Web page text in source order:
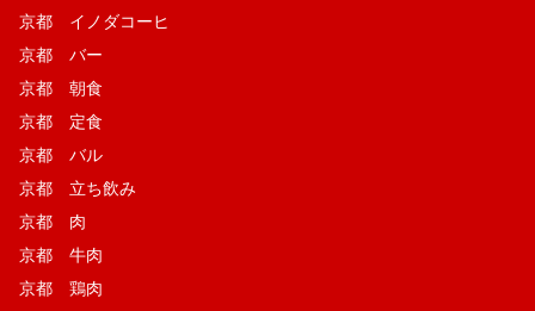
京都 イノダコーヒ
京都 バー
京都 朝食
京都 定食
京都 バル
京都 立ち飲み
京都 肉
京都 牛肉
京都 鶏肉